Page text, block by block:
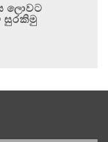
ලොවට
සුරකිමු